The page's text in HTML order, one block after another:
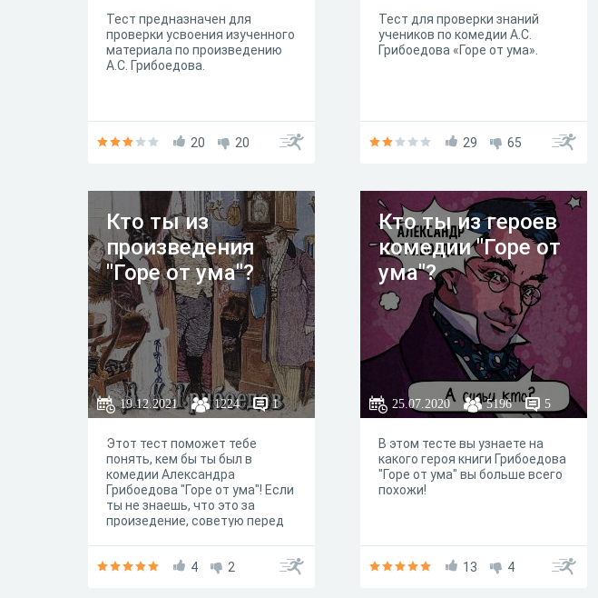
Тест предназначен для
проверки усвоения изученного
материала по произведению
А.С. Грибоедова.
20 20
Тест для проверки знаний
учеников по комедии А.С.
Грибоедова «Горе от ума».
29 65
Кто ты из
произведения
"Горе от ума"?
19.12.2021 1224 1
Этот тест поможет тебе
понять, кем бы ты был в
комедии Александра
Грибоедова "Горе от ума"! Если
ты не знаешь, что это за
произедение, советую перед
https://obrazovaka.ru/books/gri
4 2
Кто ты из героев
комедии "Горе от
ума"?
25.07.2020 5196 5
В этом тесте вы узнаете на
какого героя книги Грибоедова
"Горе от ума" вы больше всего
похожи!
13 4